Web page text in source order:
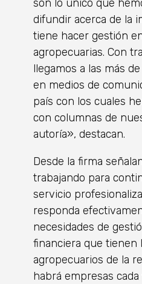
son lo único que
difundir acerca de la
tiene hacer gestión
agropecuarias. Con
llegamos a las más
en medios de
país con los cuales
con columnas de
autoría», destacan.
Desde la firma
trabajando para
servicio
responda
necesidades de
financiera que tienen
agropecuarios de la
habrá empresas